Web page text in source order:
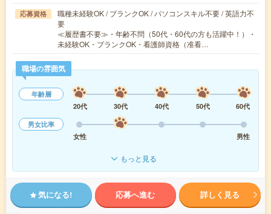
応募資格
職種未経験OK / ブランクOK / パソコンスキル不要 / 英語力不
要
≪履歴書不要≫・年齢不問（50代・60代の方も活躍中！）・
未経験OK・ブランクOK・看護師資格（准看…
職場の雰囲気
年齢層
20代
30代 40代 50代
60代
男女比率
女性
男性
もっと見る
気になる! 応募へ進む 詳しく見る